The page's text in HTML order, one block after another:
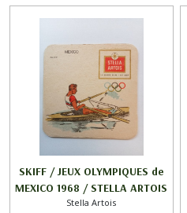
SKIFF / JEUX OLYMPIQUES de
MEXICO 1968 / STELLA ARTOIS
Stella Artois